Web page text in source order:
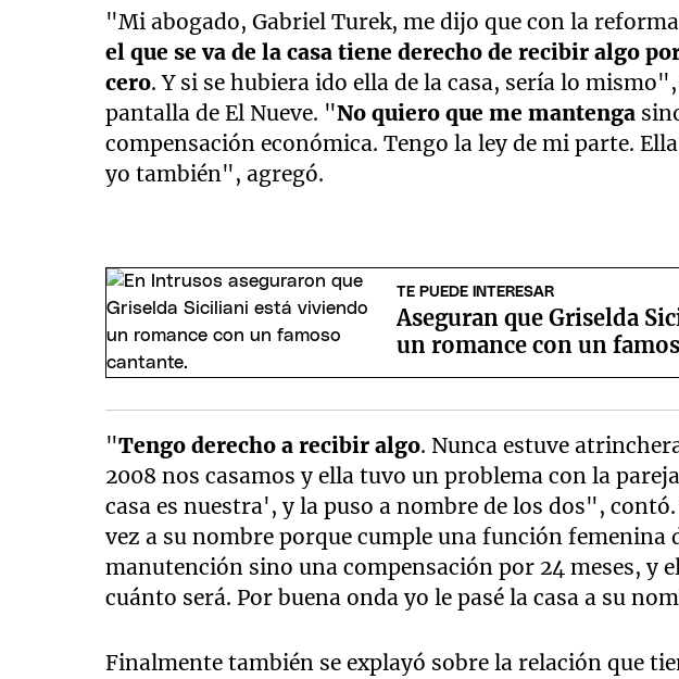
"Mi abogado, Gabriel Turek, me dijo que con la
el que se va de la casa tiene derecho de recibir algo
cero. Y si se hubiera ido ella de la casa, sería lo
pantalla de El Nueve. "No quiero que me mantenga
compensación económica. Tengo la ley de mi parte.
yo también", agregó.
TE PUEDE INTERESAR
Aseguran que Griselda
un romance con un
"Tengo derecho a recibir algo. Nunca estuve
2008 nos casamos y ella tuvo un problema con la
casa es nuestra', y la puso a nombre de los dos",
vez a su nombre porque cumple una función femenina
manutención sino una compensación por 24 meses, y
cuánto será. Por buena onda yo le pasé la casa a su
Finalmente también se explayó sobre la relación que